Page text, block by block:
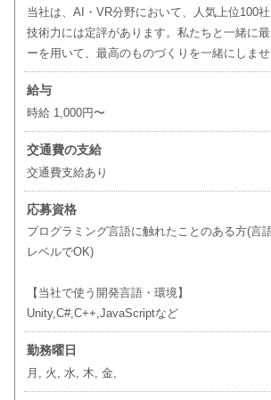
当社は、AI・VR分野において、人気上位100社
技術力には定評があります。私たちと一緒に
ーを用いて、最高のものづくりを一緒にしませ
給与
時給 1,000円〜
交通費の支給
交通費支給あり
応募資格
プログラミング言語に触れたことのある方(言
レベルでOK)
【当社で使う開発言語・環境】
Unity,C#,C++,JavaScriptなど
勤務曜日
月, 火, 水, 木, 金,